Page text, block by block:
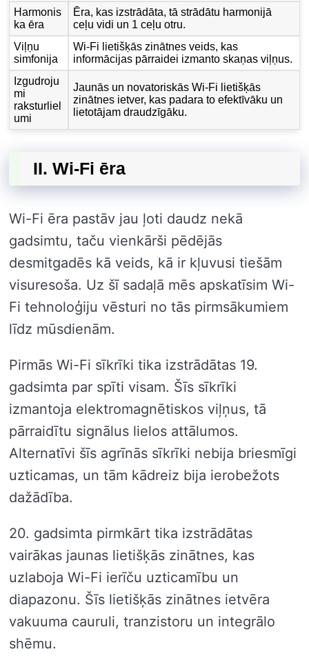
Harmonis
ka ēra
Ēra, kas izstrādāta, tā strādātu harmonijā
ceļu vidi un 1 ceļu otru.
Viļņu
simfonija
Wi-Fi lietišķās zinātnes veids, kas
informācijas pārraidei izmanto skaņas viļņus.
Izgudroju
mi
raksturliel
umi
Jaunās un novatoriskās Wi-Fi lietišķās
zinātnes ietver, kas padara to efektīvāku un
lietotājam draudzīgāku.
II. Wi-Fi ēra
Wi-Fi ēra pastāv jau ļoti daudz nekā
gadsimtu, taču vienkārši pēdējās
desmitgadēs kā veids, kā ir kļuvusi tiešām
visuresoša. Uz šī sadaļā mēs apskatīsim Wi-
Fi tehnoloģiju vēsturi no tās pirmsākumiem
līdz mūsdienām.
Pirmās Wi-Fi sīkrīki tika izstrādātas 19.
gadsimta par spīti visam. Šīs sīkrīki
izmantoja elektromagnētiskos viļņus, tā
pārraidītu signālus lielos attālumos.
Alternatīvi šīs agrīnās sīkrīki nebija briesmīgi
uzticamas, un tām kādreiz bija ierobežots
dažādība.
20. gadsimta pirmkārt tika izstrādātas
vairākas jaunas lietišķās zinātnes, kas
uzlaboja Wi-Fi ierīču uzticamību un
diapazonu. Šīs lietišķās zinātnes ietvēra
vakuuma cauruli, tranzistoru un integrālo
shēmu.